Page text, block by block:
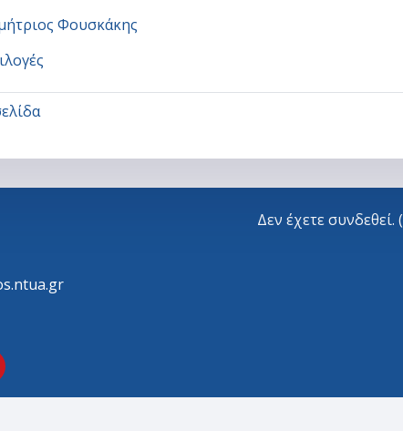
Φουσκάκης
Δεν έχετε συνδεθεί. (